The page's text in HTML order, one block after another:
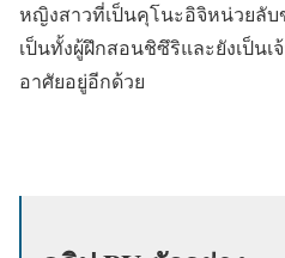
หญิงสาวที่เป็นคุโนะอิจิหน่วยลับ
เป็นทั้งผู้ฝึกสอนชิซึริและยังเป็น
อาศัยอยู่อีกด้วย